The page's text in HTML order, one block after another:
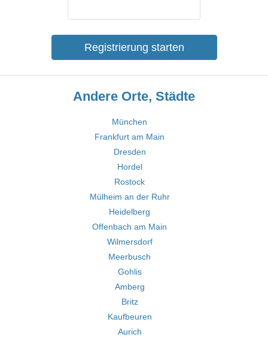
Registrierung starten
Andere Orte, Städte
München
Frankfurt am Main
Dresden
Hordel
Rostock
Mülheim an der Ruhr
Heidelberg
Offenbach am Main
Wilmersdorf
Meerbusch
Gohlis
Amberg
Britz
Kaufbeuren
Aurich